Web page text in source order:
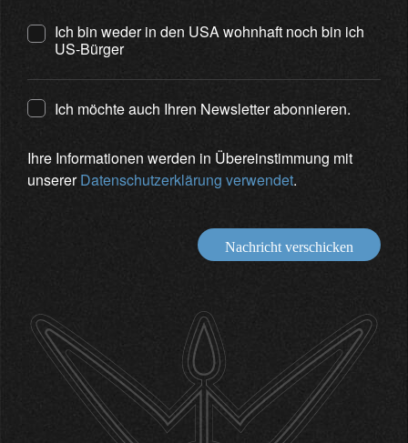
Ich bin weder in den USA wohnhaft noch bin ich
US-Bürger
Ich möchte auch Ihren Newsletter abonnieren.
Ihre Informationen werden in Übereinstimmung mit
unsererDatenschutzerklärung verwendet.
Nachricht verschicken